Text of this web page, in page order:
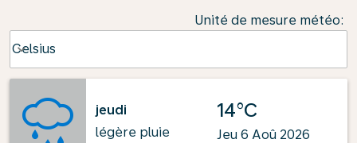
Unité de mesure météo:
Celsius
keyboard_arrow_down
jeudi
légère pluie
14°C
Jeu 6 Aoû 2026